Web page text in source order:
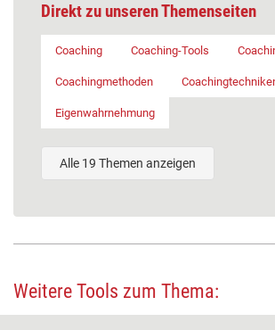
Direkt zu unseren Themenseiten
Coaching Coaching-Tools
Coachingmethoden
Eigenwahrnehmung
Alle 19 Themen anzeigen
Weitere Tools zum Thema: